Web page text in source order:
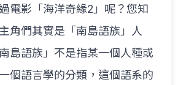
電影「海洋奇緣2」呢？您知
角們其實是「南島語族」人
島語族」不是指某一個人種或
個語言學的分類，這個語系的